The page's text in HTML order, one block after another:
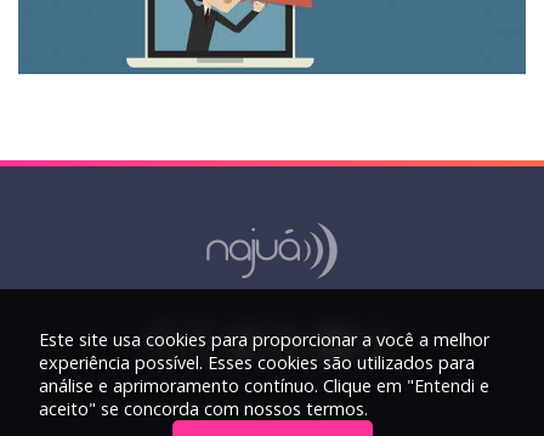
Este site usa cookies para proporcionar a você a melhor
experiência possível. Esses cookies são utilizados para
análise e aprimoramento contínuo. Clique em "Entendi e
aceito" se concorda com nossos termos.